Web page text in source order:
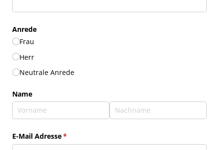
Anrede
Frau
Herr
Neutrale Anrede
Name
E-Mail Adresse*
(erforderlich)